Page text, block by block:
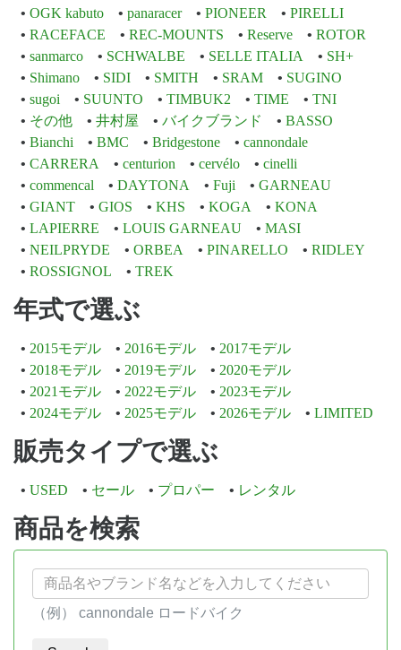
OGK kabuto
panaracer PIONEER
PIRELLI
RACEFACE
REC-MOUNTS Reserve
ROTOR
sanmarco
SCHWALBE SELLE ITALIA
SH+
Shimano
SIDI SMITH SRAM
SUGINO
sugoi
SUUNTO TIMBUK2 TIME
TNI
その他
井村屋 バイクブランド
BASSO
Bianchi
BMC Bridgestone
cannondale
CARRERA
centurion cervélo
cinelli
commencal
DAYTONA Fuji
GARNEAU
GIANT
GIOS KHS KOGA
KONA
LAPIERRE
LOUIS GARNEAU
MASI
NEILPRYDE
ORBEA PINARELLO
RIDLEY
ROSSIGNOL
TREK
年式で選ぶ
2015モデル 2016モデル
2017モデル
2018モデル
2019モデル
2020モデル
2021モデル
2022モデル
2023モデル
2024モデル
2025モデル 2026モデル LIMITED
販売タイプで選ぶ
USED セール プロパー レンタル
商品を検索
（例） cannondale ロードバイク